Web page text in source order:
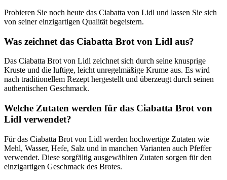
Probieren Sie noch heute das Ciabatta von Lidl und lassen Sie sich
von seiner einzigartigen Qualität begeistern.
Was zeichnet das Ciabatta Brot von Lidl aus?
Das Ciabatta Brot von Lidl zeichnet sich durch seine knusprige
Kruste und die luftige, leicht unregelmäßige Krume aus. Es wird
nach traditionellem Rezept hergestellt und überzeugt durch seinen
authentischen Geschmack.
Welche Zutaten werden für das Ciabatta Brot von
Lidl verwendet?
Für das Ciabatta Brot von Lidl werden hochwertige Zutaten wie
Mehl, Wasser, Hefe, Salz und in manchen Varianten auch Pfeffer
verwendet. Diese sorgfältig ausgewählten Zutaten sorgen für den
einzigartigen Geschmack des Brotes.